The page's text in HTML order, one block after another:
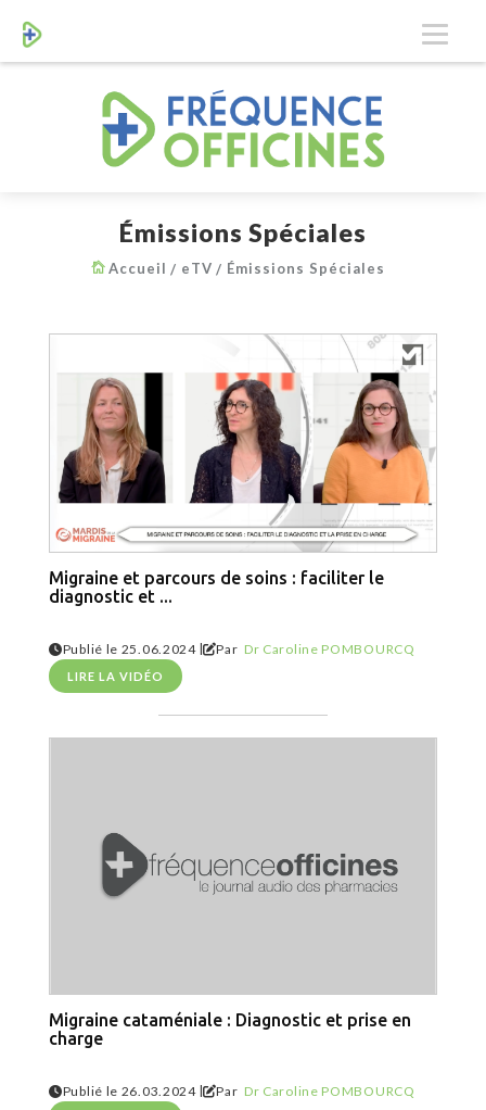
Émissions Spéciales
Accueil eTV Émissions Spéciales
Migraine et parcours de soins : faciliter le
diagnostic et ...
Publié le 25.06.2024| Par Dr Caroline POMBOURCQ
LIRE LA VIDÉO
Migraine cataméniale : Diagnostic et prise en
charge
Publié le 26.03.2024| Par Dr Caroline POMBOURCQ